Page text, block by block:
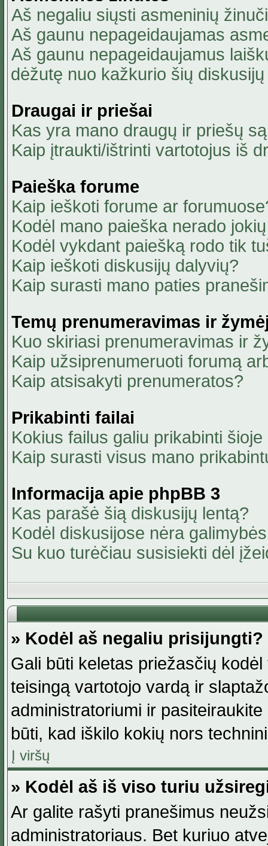
Aš negaliu siųsti asmeninių
Aš gaunu nepageidaujamas
Aš gaunu nepageidaujamus
dėžutę nuo kažkurio šių
Draugai ir priešai
Kas yra mano draugų ir priešų
Kaip įtraukti/ištrinti vartotojus iš
Paieška forume
Kaip ieškoti forume ar
Kodėl mano paieška nerado
Kodėl vykdant paiešką rodo tik
Kaip ieškoti diskusijų dalyvių?
Kaip surasti mano paties
Temų prenumeravimas ir
Kuo skiriasi prenumeravimas ir
Kaip užsiprenumeruoti forumą
Kaip atsisakyti prenumeratos?
Prikabinti failai
Kokius failus galiu prikabinti
Kaip surasti visus mano
Informacija apie phpBB 3
Kas parašė šią diskusijų lentą?
Kodėl diskusijose nėra
Su kuo turėčiau susisiekti dėl
» Kodėl aš negaliu prisijungti?
Gali būti keletas priežasčių
teisingą vartotojo vardą ir
administratoriumi ir
būti, kad iškilo kokių nors
Į viršų
» Kodėl aš iš viso turiu
Ar galite rašyti pranešimus
administratoriaus. Bet kuriuo